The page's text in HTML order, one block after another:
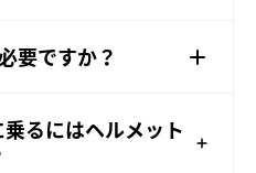
要ですか？
るにはヘルメット